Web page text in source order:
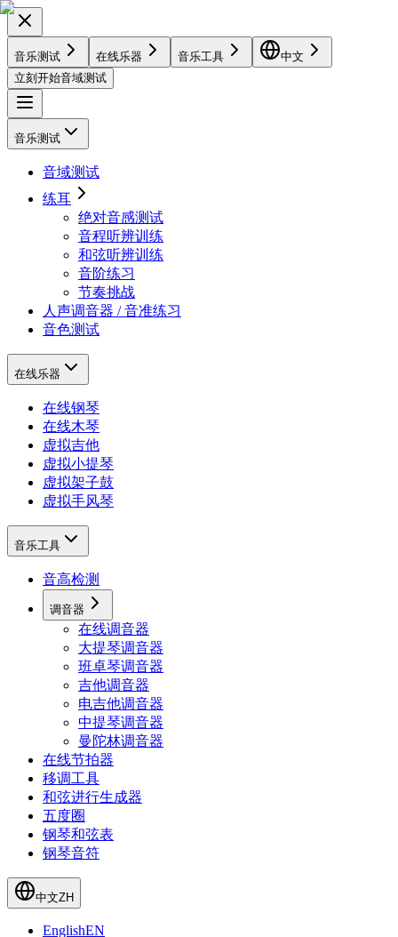
音乐测试 在线乐器 音乐工具
中文
立刻开始音域测试
音乐测试
音域测试
练耳
绝对音感测试
音程听辨训练
和弦听辨训练
音阶练习
节奏挑战
人声调音器 / 音准练习
音色测试
在线乐器
在线钢琴
在线木琴
虚拟吉他
虚拟小提琴
虚拟架子鼓
虚拟手风琴
音乐工具
音高检测
调音器
在线调音器
大提琴调音器
班卓琴调音器
吉他调音器
电吉他调音器
中提琴调音器
曼陀林调音器
在线节拍器
移调工具
和弦进行生成器
五度圈
钢琴和弦表
钢琴音符
中文ZH
EnglishEN